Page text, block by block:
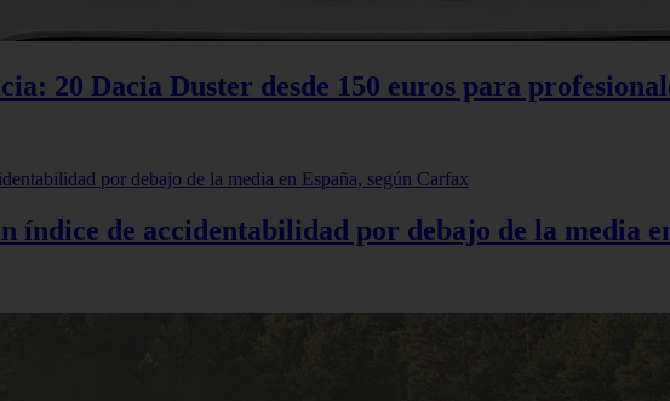
20 Dacia Duster desde 150 euros para
índice de accidentabilidad por debajo de la media